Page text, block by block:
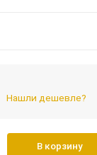
Нашли дешевле?
В корзину